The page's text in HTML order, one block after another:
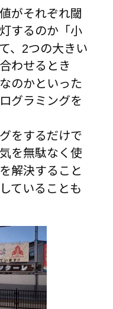
がそれぞれ閾
するのか「小
、2つの大きい
わせるとき
のかといった
グラミングを
をするだけで
を無駄なく使
解決すること
ていることも